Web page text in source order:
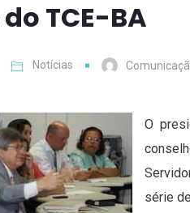
TCE-BA
Notícias
O
série